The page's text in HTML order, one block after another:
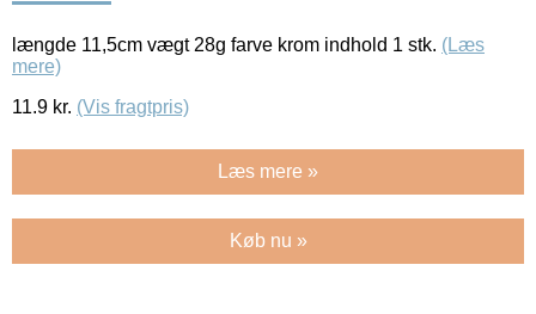
længde 11,5cm vægt 28g farve krom indhold 1 stk. (Læs
mere)
11.9 kr. (Vis fragtpris)
Læs mere »
Køb nu »